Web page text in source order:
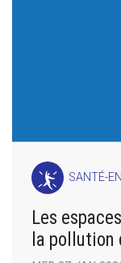
SANTÉ-
Les
la pollution